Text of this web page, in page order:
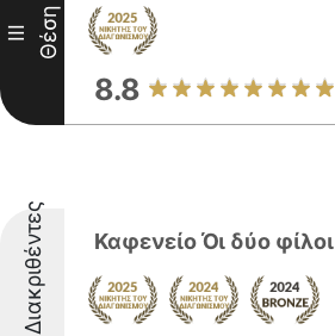
III Θέση
8.8
Διακριθέντες Καφενείο Όι δύο φίλοι